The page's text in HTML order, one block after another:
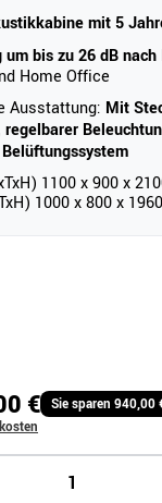
mit 5
bis zu 26 dB
Home Office
Ausstattung: Mit
regelbarer
1100 x 900 x
1000 x 800 x
€ Sie sparen 940,00